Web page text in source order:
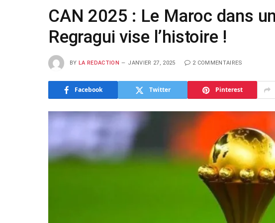
CAN 2025 : Le Maroc dans
Regragui vise l’histoire !
BY LA REDACTION JANVIER 27, 2025 2 COMMENTAIRES
Facebook Twitter Pinterest